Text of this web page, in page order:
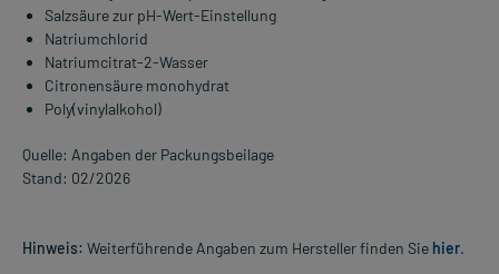
Salzsäure zur pH-Wert-Einstellung
Natriumchlorid
Natriumcitrat-2-Wasser
Citronensäure monohydrat
Poly(vinylalkohol)
Quelle: Angaben der Packungsbeilage
Stand: 02/2026
Hinweis: Weiterführende Angaben zum Hersteller finden Sie hier.